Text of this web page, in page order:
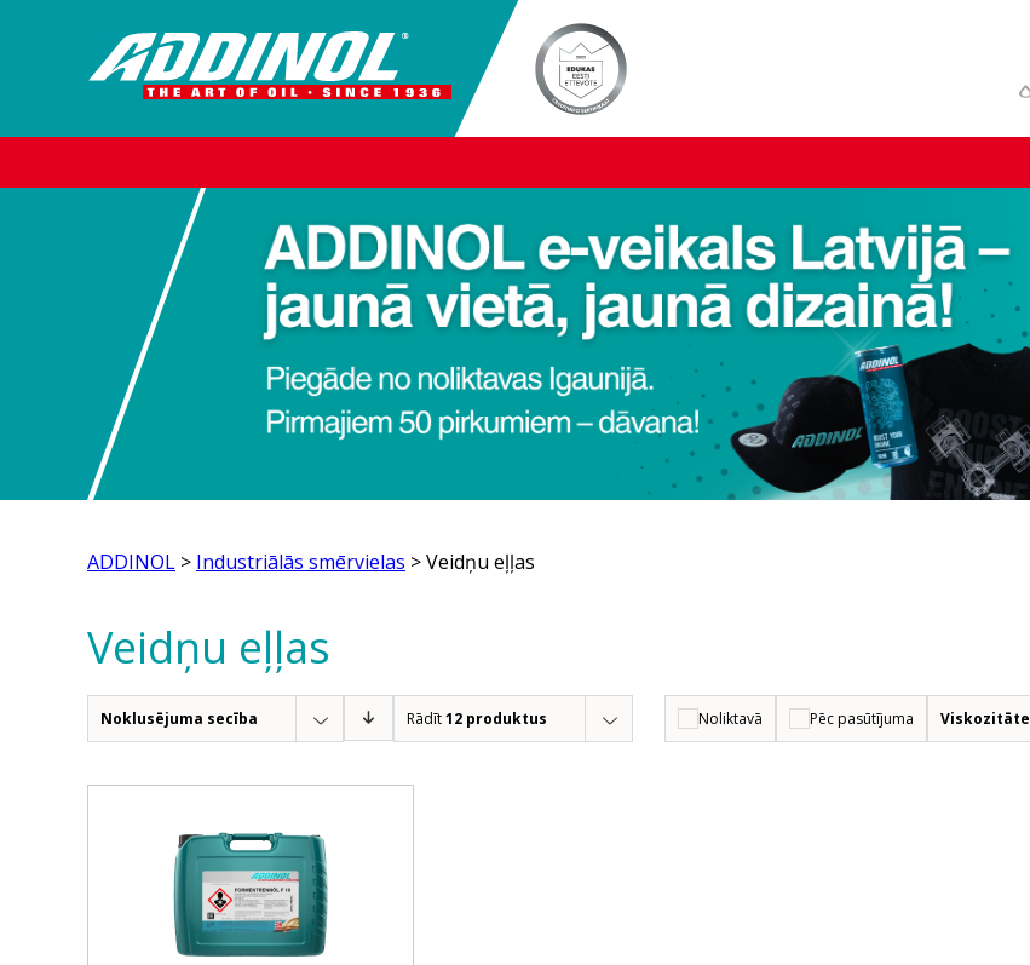
ADDINOL > Industriālās smērvielas > Veidņu eļļas
Veidņu eļļas
Noklusējuma secība Rādīt12 produktus Noliktavā Pēc pasūtījuma Viskozitāte